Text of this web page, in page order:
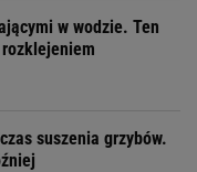
w wodzie. Ten
suszenia grzybów.